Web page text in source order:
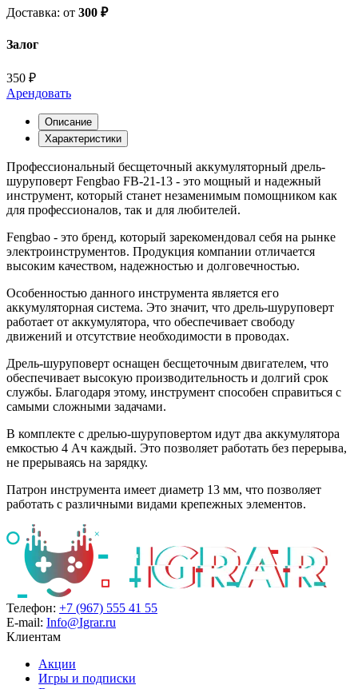
Доставка: от 300 ₽
Залог
350 ₽
Арендовать
Описание
Характеристики
Профессиональный бесщеточный аккумуляторный дрель-
шуруповерт Fengbao FB-21-13 - это мощный и надежный
инструмент, который станет незаменимым помощником как
для профессионалов, так и для любителей.
Fengbao - это бренд, который зарекомендовал себя на рынке
электроинструментов. Продукция компании отличается
высоким качеством, надежностью и долговечностью.
Особенностью данного инструмента является его
аккумуляторная система. Это значит, что дрель-шуруповерт
работает от аккумулятора, что обеспечивает свободу
движений и отсутствие необходимости в проводах.
Дрель-шуруповерт оснащен бесщеточным двигателем, что
обеспечивает высокую производительность и долгий срок
службы. Благодаря этому, инструмент способен справиться с
самыми сложными задачами.
В комплекте с дрелью-шуруповертом идут два аккумулятора
емкостью 4 Ач каждый. Это позволяет работать без перерыва,
не прерываясь на зарядку.
Патрон инструмента имеет диаметр 13 мм, что позволяет
работать с различными видами крепежных элементов.
Телефон: +7 (967) 555 41 55
E-mail: Info@Igrar.ru
Клиентам
Акции
Игры и подписки